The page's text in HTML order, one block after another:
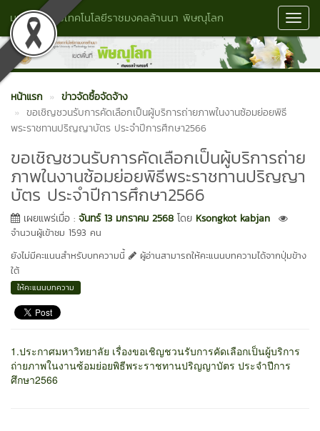
มหาวิทยาลัยเทคโนโลยีราชมงคลล้านนา พิษณุโลก
หน้าแรก
ข่าวจัดซื้อจัดจ้าง
ขอเชิญชวนรับการคัดเลือกเป็นผู้บริการถ่ายภาพในงานซ้อมย่อยพิธี
พระราชทานปริญญาบัตร ประจำปีการศึกษา2566
ขอเชิญชวนรับการคัดเลือกเป็นผู้บริการถ่าย
ภาพในงานซ้อมย่อยพิธีพระราชทานปริญญา
บัตร ประจำปีการศึกษา2566
เผยแพร่เมื่อ : จันทร์ 13 มกราคม 2568 โดย Ksongkot kabjan
จำนวนผู้เข้าชม 1593 คน
ยังไม่มีคะแนนสำหรับบทความนี้
ผู้อ่านสามารถให้คะแนนบทความได้จากปุ่มข้าง
ใต้
ให้คะแนนบทความ
1.ประกาศมหาวิทยาลัย เรื่องขอเชิญชวนรับการคัดเลือกเป็นผู้บริการ
ถ่ายภาพในงานซ้อมย่อยพิธีพระราชทานปริญญาบัตร ประจำปีการ
ศึกษา2566